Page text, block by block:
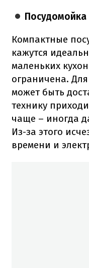
Компактные
кажутся
маленьких
ограничена.
может быть
технику
чаще – иногда
Из-за этого
времени и